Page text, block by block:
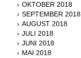
OKTOBER 2018
SEPTEMBER 2018
AUGUST 2018
JULI 2018
JUNI 2018
MAI 2018